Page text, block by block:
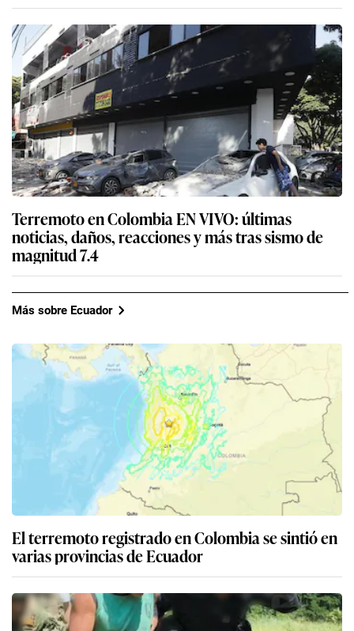
Terremoto en Colombia EN VIVO: últimas
noticias, daños, reacciones y más tras sismo de
magnitud 7.4
Más sobre Ecuador
El terremoto registrado en Colombia se sintió en
varias provincias de Ecuador